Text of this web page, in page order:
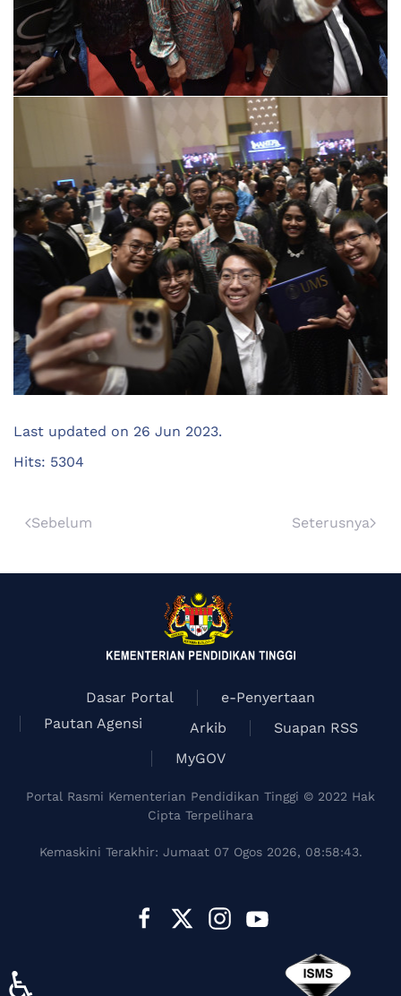
Last updated on 26 Jun 2023.
Hits: 5304
Sebelum Seterusnya
Dasar Portal
e-Penyertaan
Pautan Agensi
Arkib
Suapan RSS
MyGOV
Portal Rasmi Kementerian Pendidikan Tinggi © 2022 Hak
Cipta Terpelihara
Kemaskini Terakhir: Jumaat 07 Ogos 2026, 08:58:43.